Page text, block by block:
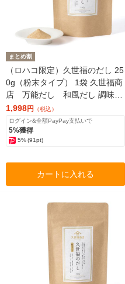
まとめ割
（ロハコ限定）久世福のだし 25
0g（粉末タイプ） 1袋 久世福商
店 万能だし 和風だし 調味料
限定（イチオシ） 限定
1,998円 （税込）
ログイン&全額PayPay支払いで
5%獲得
5%(91pt)
カートに入れる